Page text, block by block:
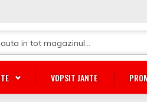
VOPSIT JANTE